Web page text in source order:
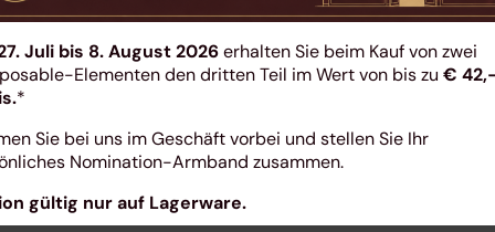
Juli bis 8. August 2026erhalten Sie beim Kauf von zwei
Elementen den dritten Teil im Wert von bis zu€
*
Sie bei uns im Geschäft vorbei und stellen Sie Ihr
Nomination-Armband zusammen.
gültig nur auf Lagerware.